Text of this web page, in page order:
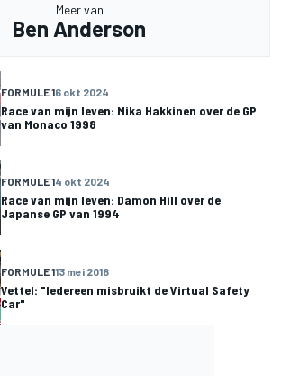
Meer van
Ben Anderson
FORMULE 16 okt 2024
Race van mijn leven: Mika Hakkinen over de GP
van Monaco 1998
FORMULE 14 okt 2024
Race van mijn leven: Damon Hill over de
Japanse GP van 1994
FORMULE 113 mei 2018
Vettel: "Iedereen misbruikt de Virtual Safety
Car"